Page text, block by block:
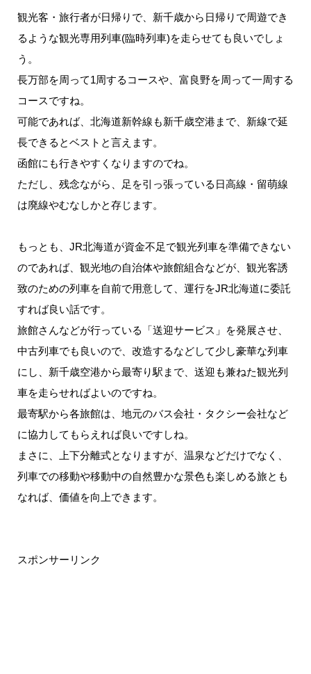
観光客・旅行者が日帰りで、新千歳から日帰りで周遊でき
るような観光専用列車(臨時列車)を走らせても良いでしょ
う。
長万部を周って1周するコースや、富良野を周って一周する
コースですね。
可能であれば、北海道新幹線も新千歳空港まで、新線で延
長できるとベストと言えます。
函館にも行きやすくなりますのでね。
ただし、残念ながら、足を引っ張っている日高線・留萌線
は廃線やむなしかと存じます。
もっとも、JR北海道が資金不足で観光列車を準備できない
のであれば、観光地の自治体や旅館組合などが、観光客誘
致のための列車を自前で用意して、運行をJR北海道に委託
すれば良い話です。
旅館さんなどが行っている「送迎サービス」を発展させ、
中古列車でも良いので、改造するなどして少し豪華な列車
にし、新千歳空港から最寄り駅まで、送迎も兼ねた観光列
車を走らせればよいのですね。
最寄駅から各旅館は、地元のバス会社・タクシー会社など
に協力してもらえれば良いですしね。
まさに、上下分離式となりますが、温泉などだけでなく、
列車での移動や移動中の自然豊かな景色も楽しめる旅とも
なれば、価値を向上できます。
スポンサーリンク